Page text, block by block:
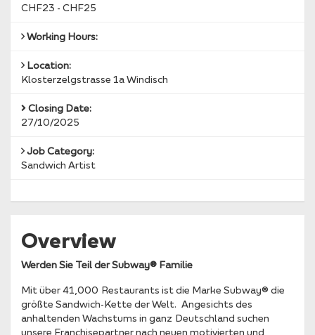
CHF23 - CHF25
Working Hours:
Location:
Klosterzelgstrasse 1a Windisch
Closing Date:
27/10/2025
Job Category:
Sandwich Artist
Overview
Werden Sie Teil der Subway® Familie
Mit über 41,000 Restaurants ist die Marke Subway® die
größte Sandwich-Kette der Welt. Angesichts des
anhaltenden Wachstums in ganz Deutschland suchen
unsere Franchisepartner nach neuen motivierten und